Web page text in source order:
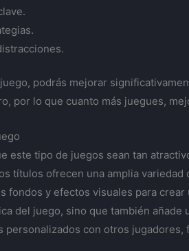
podrás mejorar
por lo que cuanto más juegues,
este tipo de juegos sean tan
títulos ofrecen una amplia
fondos y efectos visuales para
del juego, sino que también
con otros